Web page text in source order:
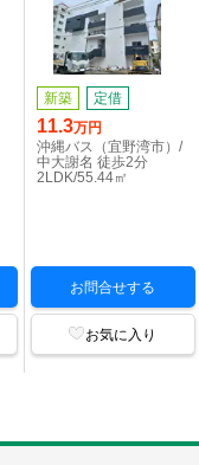
新築 定借
11.3万円
沖縄バス（宜野湾市）/
中大謝名 徒歩2分
2LDK/55.44㎡
お問合せする
お気に入り